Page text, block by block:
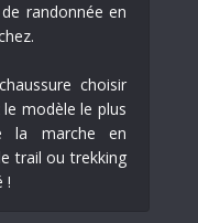
randonnée en
choisir
modèle le plus
la marche en
trail ou trekking
!